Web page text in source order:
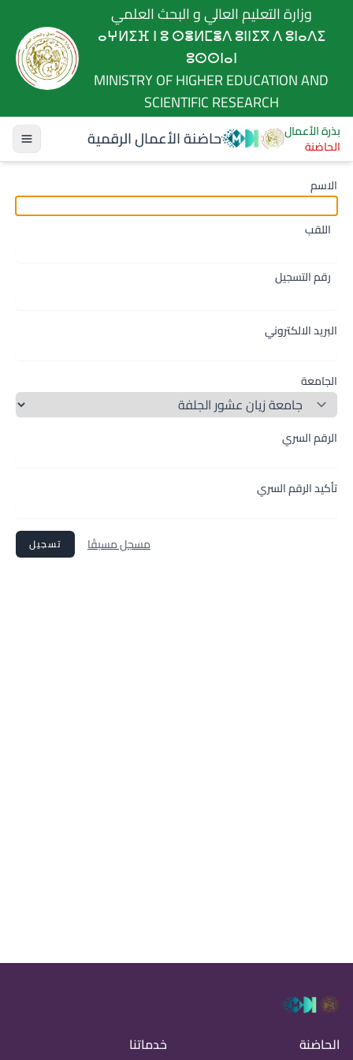
وزارة التعليم العالي و البحث العلمي
ⴰⵖⵍⵉⴼ ⵏ ⵓ ⵙⴻⵍⵎⴻⴷ ⵓⵏⵏⵉⴳ ⴷ ⵓⵏⴰⴷⵉ
ⵓⵙⵙⵏⴰⵏ
MINISTRY OF HIGHER EDUCATION AND
SCIENTIFIC RESEARCH
بذرة الأعمال
الحاضنة حاضنة الأعمال الرقمية
الاسم
اللقب
رقم التسجيل
البريد الالكتروني
الجامعة
الرقم السري
تأكيد الرقم السري
مسجل مسبقًا تسجيل
الحاضنة خدماتنا